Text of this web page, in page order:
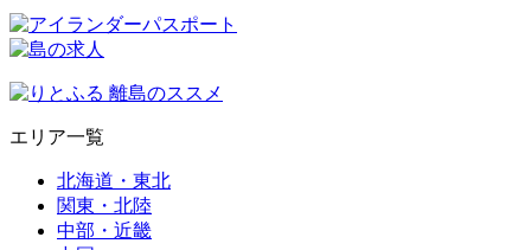
エリア一覧
北海道・東北
関東・北陸
中部・近畿